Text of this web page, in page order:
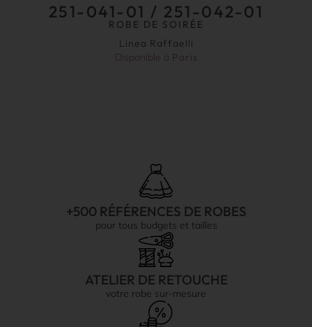
251-041-01 / 251-042-01
ROBE DE SOIRÉE
Linea Raffaelli
Disponible à Paris
+500 RÉFÉRENCES DE ROBES
pour tous budgets et tailles
ATELIER DE RETOUCHE
votre robe sur-mesure